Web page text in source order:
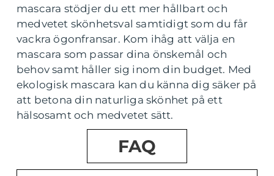
mascara stödjer du ett mer hållbart och
medvetet skönhetsval samtidigt som du får
vackra ögonfransar. Kom ihåg att välja en
mascara som passar dina önskemål och
behov samt håller sig inom din budget. Med
ekologisk mascara kan du känna dig säker på
att betona din naturliga skönhet på ett
hälsosamt och medvetet sätt.
FAQ